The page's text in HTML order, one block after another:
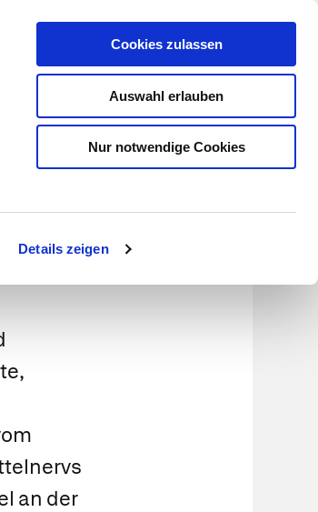
Details zeigen
Cookies zulassen
Auswahl erlauben
Nur notwendige Cookies
Kundenlogin
Suche
uns
an der